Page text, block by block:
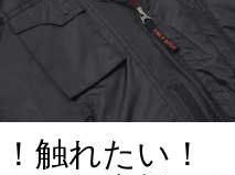
触れたい！